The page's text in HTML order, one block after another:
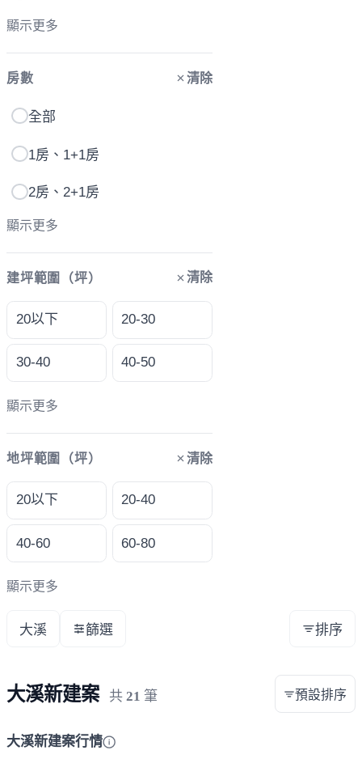
顯示更多
房數 清除
全部
1房、1+1房
2房、2+1房
顯示更多
建坪範圍（坪） 清除
20以下 20-30
30-40 40-50
顯示更多
地坪範圍（坪） 清除
20以下 20-40
40-60 60-80
顯示更多
大溪 篩選 排序
大溪新建案 共 21 筆 預設排序
大溪新建案行情